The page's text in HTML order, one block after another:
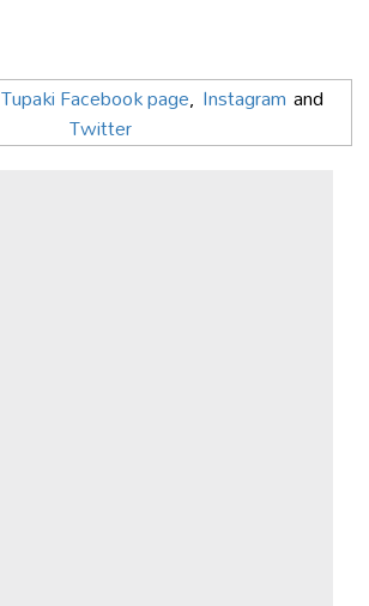
Tupaki Facebook page, Instagram and
Twitter